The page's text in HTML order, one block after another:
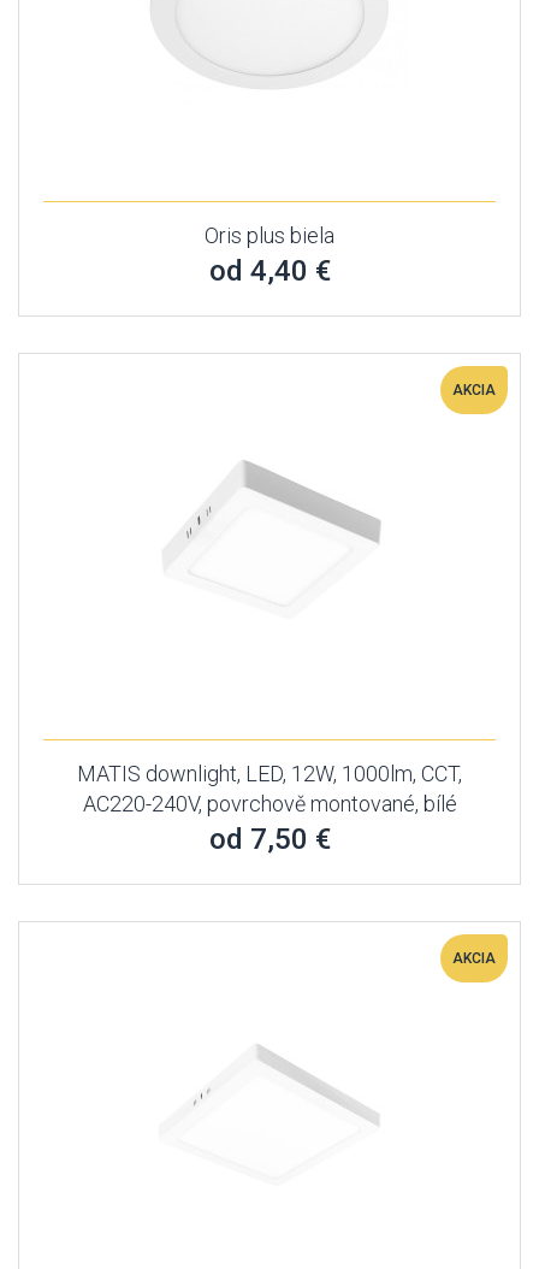
Oris plus biela
od 4,40 €
AKCIA
MATIS downlight, LED, 12W, 1000lm, CCT,
AC220-240V, povrchově montované, bílé
od 7,50 €
AKCIA